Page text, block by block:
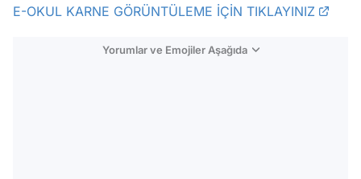
E-OKUL KARNE GÖRÜNTÜLEME İÇİN TIKLAYINIZ
Yorumlar ve Emojiler Aşağıda